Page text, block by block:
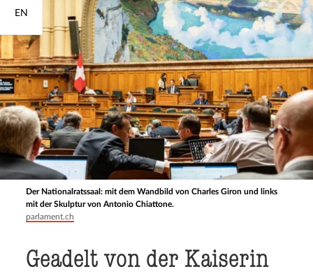
EN
Der Nationalratssaal: mit dem Wandbild von Charles Giron und links
mit der Skulptur von Antonio Chiattone.
parlament.ch
Geadelt von der Kaiserin